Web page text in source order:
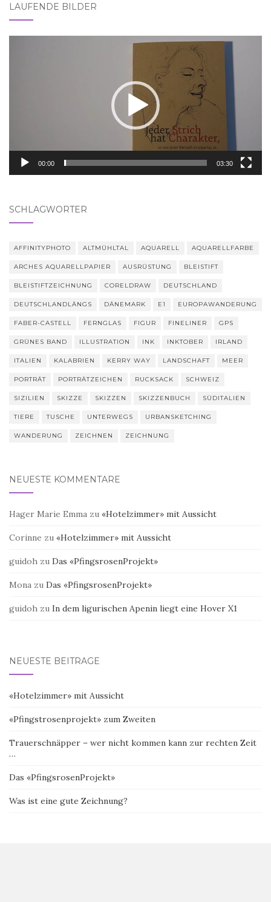
LAUFENDE BILDER
00:00 03:30
SCHLAGWÖRTER
AFFINITYPHOTO ALTMÜHLTAL AQUARELL AQUARELLFARBE
ARCHES AQUARELLPAPIER AUSRÜSTUNG BLEISTIFT
BLEISTIFTZEICHNUNG CORELDRAW DEUTSCHLAND
DEUTSCHLANDLÄNGS DÄNEMARK E1 EUROPAWANDERUNG
FABER-CASTELL FERNGLAS FIGUR FINELINER GPS
GRÜNES BAND ILLUSTRATION INK INKTOBER IRLAND
ITALIEN KALABRIEN KERRY WAY LANDSCHAFT MEER
PORTRÄT PORTRÄTZEICHEN RUCKSACK SCHWEIZ
SIZILIEN SKIZZE SKIZZEN SKIZZENBUCH SÜDITALIEN
TIERE TUSCHE UNTERWEGS URBANSKETCHING
WANDERUNG ZEICHNEN ZEICHNUNG
NEUESTE KOMMENTARE
Hager Marie Emma zu «Hotelzimmer» mit Aussicht
Corinne zu «Hotelzimmer» mit Aussicht
guidoh zu Das «PfingsrosenProjekt»
Mona zu Das «PfingsrosenProjekt»
guidoh zu In dem ligurischen Apenin liegt eine Hover X1
NEUESTE BEITRÄGE
«Hotelzimmer» mit Aussicht
«Pfingstrosenprojekt» zum Zweiten
Trauerschnäpper – wer nicht kommen kann zur rechten Zeit
…
Das «PfingsrosenProjekt»
Was ist eine gute Zeichnung?